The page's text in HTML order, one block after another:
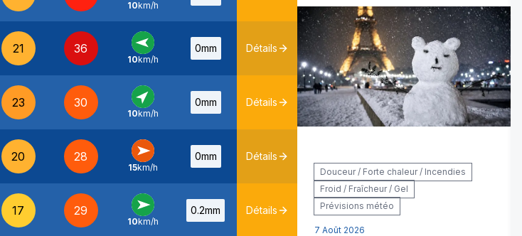
NO -
10km/h
21 36
E -
10km/h
0mm Détails
23 30
SO -
10km/h
0mm Détails
20 28
O -
15km/h
0mm Détails
17 29
O -
10km/h
0.2mm Détails
Douceur / Forte chaleur / Incendies
Froid / Fraîcheur / Gel
Prévisions météo
7 Août 2026